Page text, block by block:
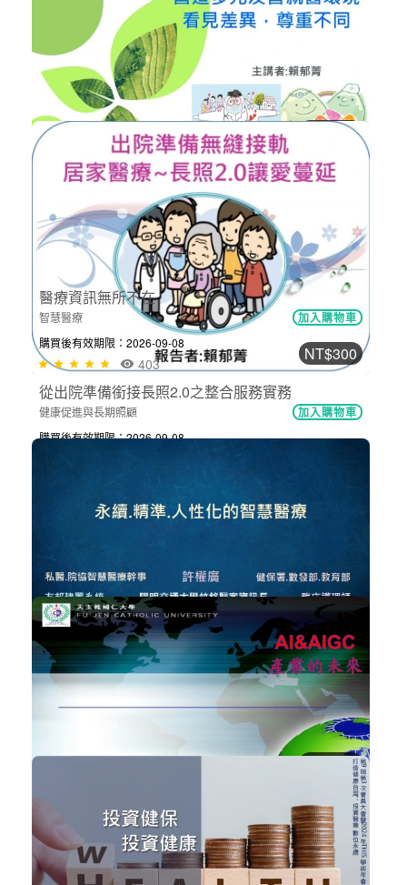
安心出院-談出院準備與長照銜接
健康促進與長期照顧 加入購物車
購買後有效期限：2026-09-08
466
NT$300
營造多元性別友善就醫環境
購買後有效期限：2026-09-08
456
NT$300
從出院準備銜接長照2.0之整合服務實務
健康促進與長期照顧 加入購物車
購買後有效期限：2026-09-08
醫療資訊無所不在
加入購物車
NT$300
永續.精準.人性化的智慧醫療
智慧醫療 加入購物車
購買後有效期限：2026-09-08
439
NT$300
加入購物車
購買後有效期限：2026-09-08
450